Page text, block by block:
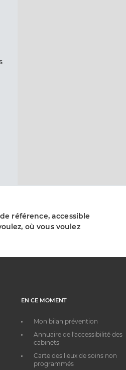
référence, accessible
où vous voulez
EN CE MOMENT
Mon bilan prévention
Annuaire de l'accessibilité des
cabinets
Carte des lieux de soins non
programmés